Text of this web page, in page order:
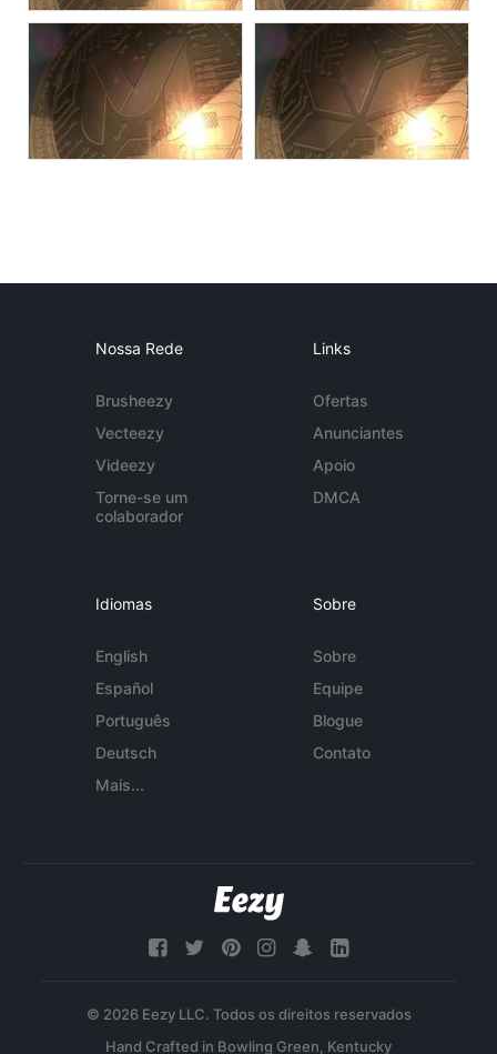
Nossa Rede
Brusheezy
Vecteezy
Videezy
Torne-se um
colaborador
Links
Ofertas
Anunciantes
Apoio
DMCA
Idiomas
English
Español
Português
Deutsch
Mais...
Sobre
Sobre
Equipe
Blogue
Contato
© 2026 Eezy LLC. Todos os direitos reservados